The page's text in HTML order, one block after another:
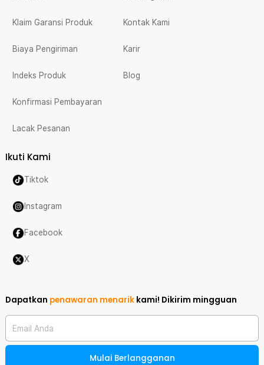
Klaim Garansi Produk
Biaya Pengiriman
Indeks Produk
Konfirmasi Pembayaran
Lacak Pesanan
Kontak Kami
Karir
Blog
Ikuti Kami
Tiktok
Instagram
Facebook
X
Dapatkan penawaran menarik kami! Dikirim mingguan
Email Anda
Mulai Berlangganan